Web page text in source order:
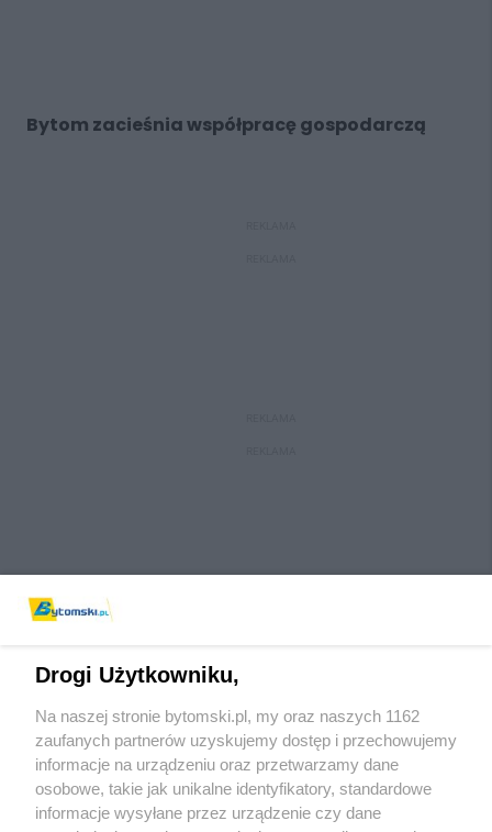
Bytom zacieśnia współpracę gospodarczą
Wydawca mediów lokalnych
Drogi Użytkowniku,
Na naszej stronie bytomski.pl, my oraz naszych 1162
zaufanych partnerów uzyskujemy dostęp i przechowujemy
informacje na urządzeniu oraz przetwarzamy dane
osobowe, takie jak unikalne identyfikatory, standardowe
informacje wysyłane przez urządzenie czy dane